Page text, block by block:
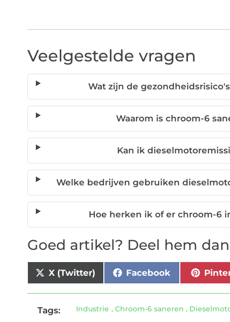
Veelgestelde vragen
Wat zijn de
Waarom is chroom-6
Kan ik
Welke bedrijven gebruiken
Hoe herken ik of er chroom-6
Goed artikel? Deel hem
X (Twitter) Facebook
Tags: Industrie ,Chroom-6 saneren ,